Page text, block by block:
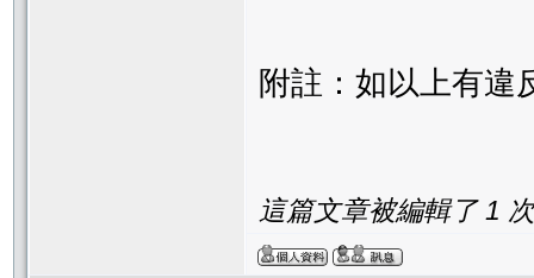
附註：如以上有違
這篇文章被編輯了 1